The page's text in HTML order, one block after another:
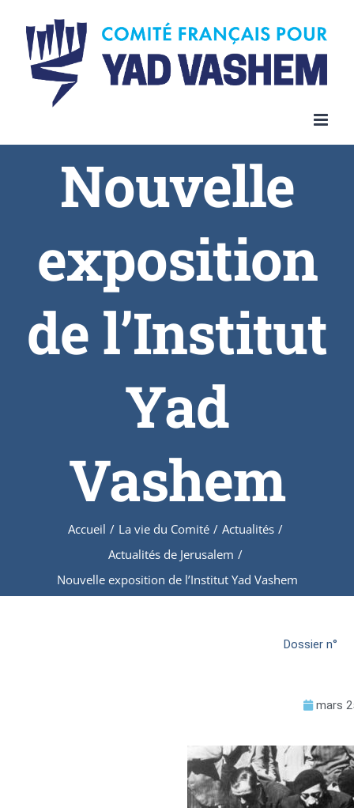
Nouvelle
exposition
de l’Institut
Yad
Vashem
Accueil / La vie du Comité / Actualités /
Actualités de Jerusalem /
Nouvelle exposition de l’Institut Yad Vashem
Dossier n°
mars